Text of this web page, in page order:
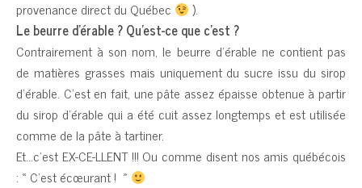
provenance direct du Québec
).
Le beurre d’érable ? Qu’est-ce que c’est ?
Contrairement à son nom, le beurre d’érable ne contient pas
de matières grasses mais uniquement du sucre issu du sirop
d’érable. C’est en fait, une pâte assez épaisse obtenue à partir
du sirop d’érable qui a été cuit assez longtemps et est utilisée
comme de la pâte à tartiner.
Et…c’est EX-CE-LLENT !!! Ou comme disent nos amis québécois
: « C’est écœurant ! »